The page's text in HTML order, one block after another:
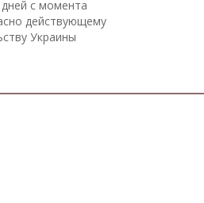
с момента
действующему
Украины